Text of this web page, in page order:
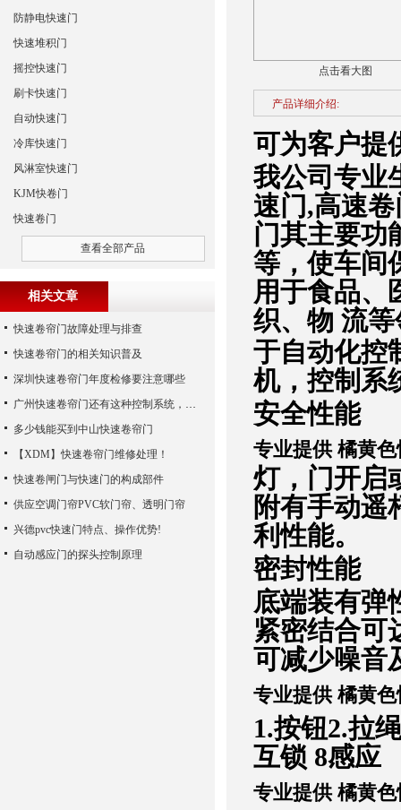
点击看大图
产品详细介绍:
可为客户提
我公司专业
速门,高速
门其主要功
等，使车间
用于食品、
织、物 流
于自动化控
机，控制系
安全性能
专业提供 橘黄
灯，门开启
附有手动遥
利性能。
密封性能
底端装有弹
紧密结合可
可减少噪音
专业提供 橘黄
1.按钮2.拉
互锁 8感应
专业提供 橘黄
防静电快速门
快速堆积门
摇控快速门
刷卡快速门
自动快速门
冷库快速门
风淋室快速门
KJM快卷门
快速卷门
查看全部产品
相关文章
快速卷帘门故障处理与排查
快速卷帘门的相关知识普及
深圳快速卷帘门年度检修要注意哪些
广州快速卷帘门还有这种控制系统，您知道吗？
多少钱能买到中山快速卷帘门
【XDM】快速卷帘门维修处理！
快速卷闸门与快速门的构成部件
供应空调门帘PVC软门帘、透明门帘
兴德pvc快速门特点、操作优势!
自动感应门的探头控制原理